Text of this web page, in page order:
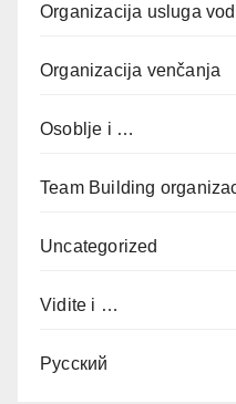
Organizacija usluga
Organizacija venčanja
Osoblje i …
Team Building
Uncategorized
Vidite i …
Русский